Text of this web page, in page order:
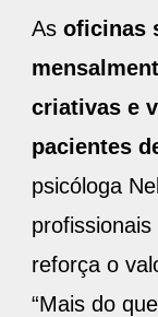
As oficinas
criativas e
pacientes
psicóloga
reforça o
“Mais do